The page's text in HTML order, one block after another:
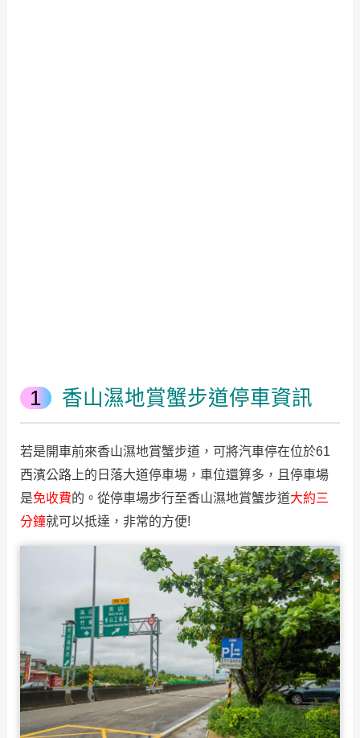
香山濕地賞蟹步道停車資訊
若是開車前來香山濕地賞蟹步道，可將汽車停在位於61
西濱公路上的日落大道停車場，車位還算多，且停車場
是免收費的。從停車場步行至香山濕地賞蟹步道大約三
分鐘就可以抵達，非常的方便!